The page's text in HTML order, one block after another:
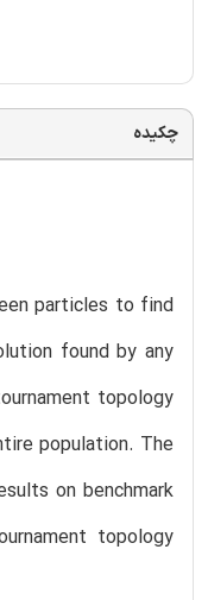
چکیده
particles to find
found by any
topology
population. The
on benchmark
topology